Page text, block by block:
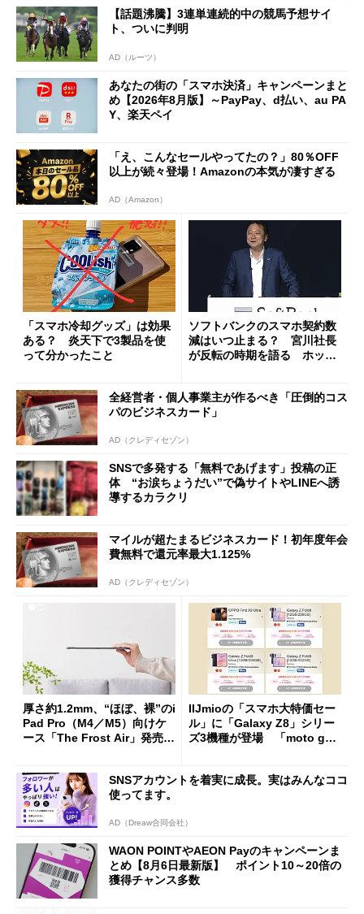
【話題沸騰】3連単連続的中の競馬予想サイ
ト、ついに判明
AD（ルーツ）
あなたの街の「スマホ決済」キャンペーンまと
め【2026年8月版】～PayPay、d払い、au PA
Y、楽天ペイ
「え、こんなセールやってたの？」80％OFF
以上が続々登場！Amazonの本気が凄すぎる
AD（Amazon）
「スマホ冷却グッズ」は効果
ある？ 炎天下で3製品を使
って分かったこと
ソフトバンクのスマホ契約数
減はいつ止まる？ 宮川社長
が反転の時期を語る ホッピ
全経営者・個人事業主が作るべき「圧倒的コス
パのビジネスカード」
AD（クレディセゾン）
SNSで多発する「無料であげます」投稿の正
体 “お涙ちょうだい”で偽サイトやLINEへ誘
導するカラクリ
マイルが超たまるビジネスカード！初年度年会
費無料で還元率最大1.125%
AD（クレディセゾン）
厚さ約1.2mm、“ほぼ、裸”のi
Pad Pro（M4／M5）向けケ
ース「The Frost Air」発売
IIJmioの「スマホ大特価セー
ル」に「Galaxy Z8」シリー
ズ3機種が登場 「moto g37
SNSアカウントを着実に成長。実はみんなココ
使ってます。
AD（Dreaw合同会社）
WAON POINTやAEON Payのキャンペーンま
とめ【8月6日最新版】 ポイント10～20倍の
獲得チャンス多数